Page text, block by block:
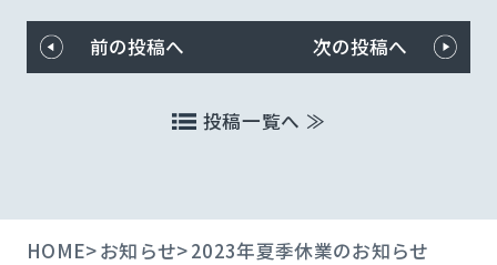
前の投稿へ 次の投稿へ
投稿一覧へ ≫
HOME お知らせ 2023年夏季休業のお知らせ